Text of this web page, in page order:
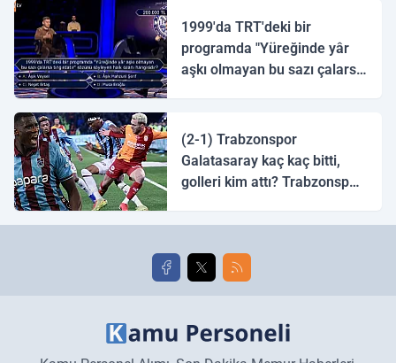
1999'da TRT'deki bir
programda "Yüreğinde yâr
aşkı olmayan bu sazı çalarsa
(2-1) Trabzonspor
Galatasaray kaç kaç bitti,
golleri kim attı? Trabzonspor
golleri!